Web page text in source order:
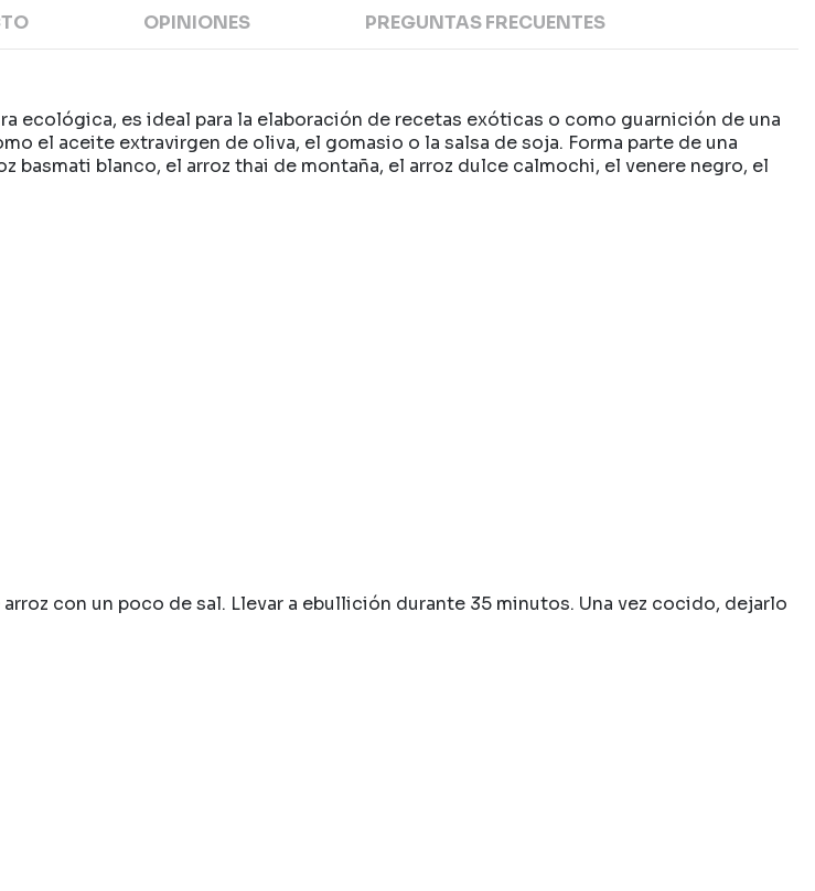
OPINIONES PREGUNTAS FRECUENTES
ecológica, es ideal para la elaboración de recetas exóticas o como guarnición de una
el aceite extravirgen de oliva, el gomasio o la salsa de soja. Forma parte de una
blanco, el arroz thai de montaña, el arroz dulce calmochi, el venere negro, el
con un poco de sal. Llevar a ebullición durante 35 minutos. Una vez cocido, dejarlo